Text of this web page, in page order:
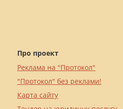
Про проект
Реклама на "Протокол"
"Протокол" без реклами!
Карта сайту